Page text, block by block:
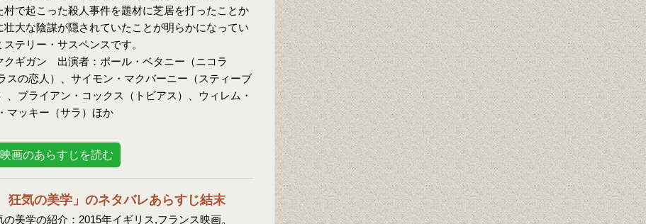
村で起こった殺人事件を題材に芝居を打ったことか
壮大な陰謀が隠されていたことが明らかになってい
テリー・サスペンスです。
クギガン 出演者：ポール・ベタニー（ニコラ
スの恋人）、サイモン・マクバーニー（スティーブ
、ブライアン・コックス（トビアス）、ウィレム・
マッキー（サラ）ほか
画のあらすじを読む
狂気の美学」のネタバレあらすじ結末
美学の紹介：2015年イギリス,フランス映画。